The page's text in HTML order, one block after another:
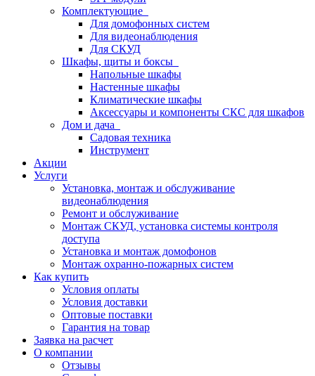
Комплектующие
Для домофонных систем
Для видеонаблюдения
Для СКУД
Шкафы, щиты и боксы
Напольные шкафы
Настенные шкафы
Климатические шкафы
Аксессуары и компоненты СКС для шкафов
Дом и дача
Садовая техника
Инструмент
Акции
Услуги
Установка, монтаж и обслуживание
видеонаблюдения
Ремонт и обслуживание
Монтаж СКУД, установка системы контроля
доступа
Установка и монтаж домофонов
Монтаж охранно-пожарных систем
Как купить
Условия оплаты
Условия доставки
Оптовые поставки
Гарантия на товар
Заявка на расчет
О компании
Отзывы